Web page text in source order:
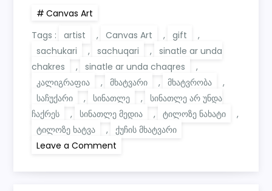
Canvas Art
Tags :
artist , Canvas Art , gift
,
sachukari
, sachuqari ,
sinatle ar unda
chakres
, sinatle ar unda chaqres
,
კალიგრაფია
, მხატვარი , მხატვრობა
,
საჩუქარი
, სინათლე ,
სინათლე არ უნდა
ჩაქრეს
, სინათლე მედია , ტილოზე ნახატი
,
ტილოზე ხატვა
,
ქუჩის მხატვარი
Leave a Comment
უნდა